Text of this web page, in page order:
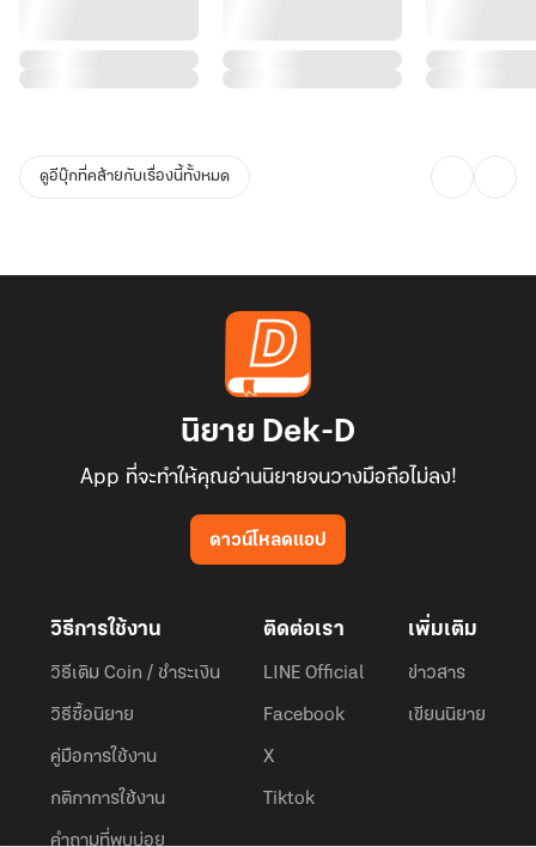
ดูอีบุ๊กที่คล้ายกับเรื่องนี้ทั้งหมด
นิยาย Dek-D
App ที่จะทำให้คุณอ่านนิยายจนวางมือถือไม่ลง!
ดาวน์โหลดแอป
วิธีการใช้งาน
วิธีเติม Coin / ชำระเงิน
วิธีซื้อนิยาย
คู่มือการใช้งาน
กติกาการใช้งาน
คำถามที่พบบ่อย
ติดต่อเรา
LINE Official
Facebook
X
Tiktok
เพิ่มเติม
ข่าวสาร
เขียนนิยาย